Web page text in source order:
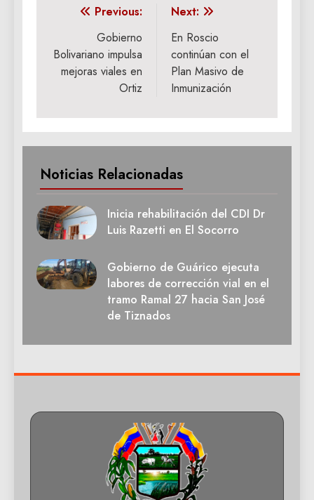
Navegación
entradas
Previous:
Gobierno
Bolivariano impulsa
mejoras viales en
Ortiz
Next:
En Roscio
continúan con el
Plan Masivo de
Inmunización
Noticias Relacionadas
Inicia rehabilitación del CDI Dr
Luis Razetti en El Socorro
Gobierno de Guárico ejecuta
labores de corrección vial en el
tramo Ramal 27 hacia San José
de Tiznados